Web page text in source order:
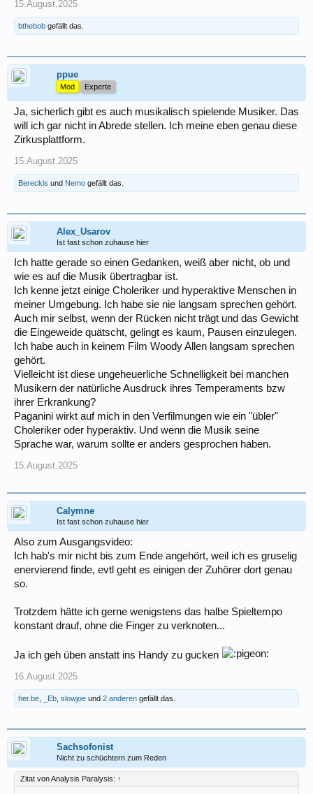
15.August.2025
bthebob gefällt das.
ppue
Mod Experte
Ja, sicherlich gibt es auch musikalisch spielende Musiker. Das
will ich gar nicht in Abrede stellen. Ich meine eben genau diese
Zirkusplattform.
15.August.2025
Bereckis und Nemo gefällt das.
Alex_Usarov
Ist fast schon zuhause hier
Ich hatte gerade so einen Gedanken, weiß aber nicht, ob und
wie es auf die Musik übertragbar ist.
Ich kenne jetzt einige Choleriker und hyperaktive Menschen in
meiner Umgebung. Ich habe sie nie langsam sprechen gehört.
Auch mir selbst, wenn der Rücken nicht trägt und das Gewicht
die Eingeweide quätscht, gelingt es kaum, Pausen einzulegen.
Ich habe auch in keinem Film Woody Allen langsam sprechen
gehört.
Vielleicht ist diese ungeheuerliche Schnelligkeit bei manchen
Musikern der natürliche Ausdruck ihres Temperaments bzw
ihrer Erkrankung?
Paganini wirkt auf mich in den Verfilmungen wie ein "übler"
Choleriker oder hyperaktiv. Und wenn die Musik seine
Sprache war, warum sollte er anders gesprochen haben.
15.August.2025
Calymne
Ist fast schon zuhause hier
Also zum Ausgangsvideo:
Ich hab's mir nicht bis zum Ende angehört, weil ich es gruselig
enervierend finde, evtl geht es einigen der Zuhörer dort genau
so.
Trotzdem hätte ich gerne wenigstens das halbe Spieltempo
konstant drauf, ohne die Finger zu verknoten...
Ja ich geh üben anstatt ins Handy zu gucken
16.August.2025
her.be, _Eb, slowjoe und 2 anderen gefällt das.
Sachsofonist
Nicht zu schüchtern zum Reden
Zitat von Analysis Paralysis: ↑